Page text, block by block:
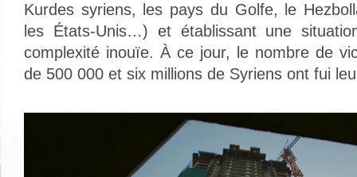
Kurdes syriens, les pays du Golfe, le
les États-Unis…) et établissant une
complexité inouïe. À ce jour, le nombre de
de 500 000 et six millions de Syriens ont fui